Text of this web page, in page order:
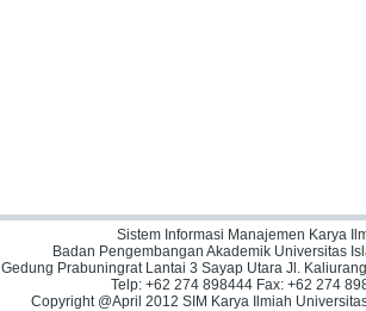
Sistem Informasi Manajemen Karya
Badan Pengembangan Akademik Universitas
Gedung Prabuningrat Lantai 3 Sayap Utara Jl.
Telp: +62 274 898444 Fax: +62 274
Copyright @April 2012 SIM Karya Ilmiah